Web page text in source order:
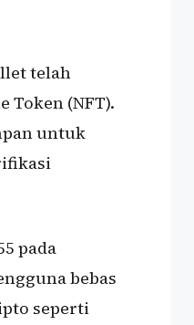
telah
(NFT).
untuk
pada
bebas
seperti